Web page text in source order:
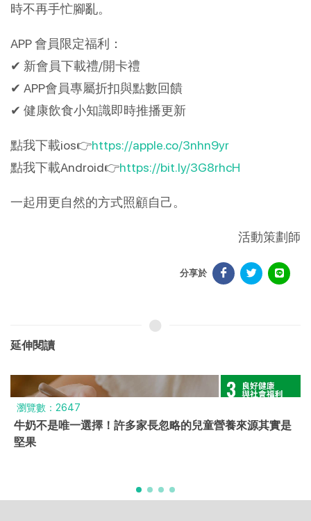
時不再手忙腳亂。
APP 會員限定福利：
✔ 新會員下載禮/開卡禮
✔ APP會員專屬折扣與點數回饋
✔ 健康飲食小知識即時推播更新
點我下載ios👉https://apple.co/3nhn9yr
點我下載Android👉https://bit.ly/3G8rhcH
一起用更自然的方式照顧自己。
活動策劃師
分享於
延伸閱讀
瀏覽數：2647
牛奶不是唯一選擇！許多家長忽略的兒童營養來源其實是
堅果